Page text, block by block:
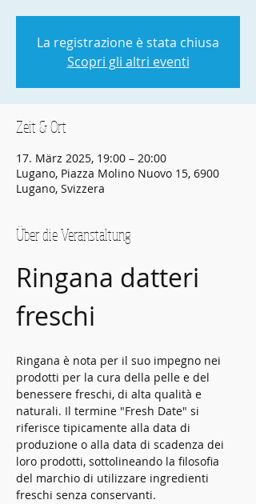
La registrazione è stata chiusa
Scopri gli altri eventi
Zeit & Ort
17. März 2025, 19:00 – 20:00
Lugano, Piazza Molino Nuovo 15, 6900
Lugano, Svizzera
Über die Veranstaltung
Ringana datteri
freschi
Ringana è nota per il suo impegno nei
prodotti per la cura della pelle e del
benessere freschi, di alta qualità e
naturali. Il termine "Fresh Date" si
riferisce tipicamente alla data di
produzione o alla data di scadenza dei
loro prodotti, sottolineando la filosofia
del marchio di utilizzare ingredienti
freschi senza conservanti.